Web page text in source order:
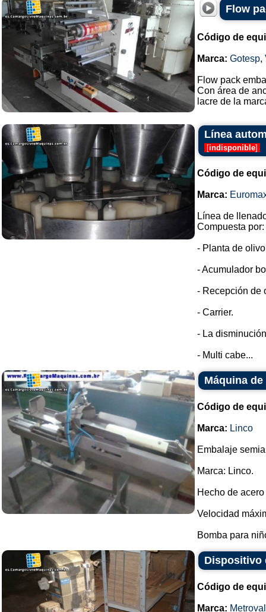
Flow
Código de
Marca: Gotesp,
Flow pack
Con área de
lacre de la
Línea
[indisponible]
Código de
Marca:
Línea de
Compuesta por:
- Planta de
- Acumulador
- Recepción de
- Carrier.
- La
- Multi cabe...
Máquina
Código de
Marca: Linco
Embalaje
Marca: Linco.
Hecho de
Velocidad
Bomba para
Dispositivo
Código de
Marca: Metroval